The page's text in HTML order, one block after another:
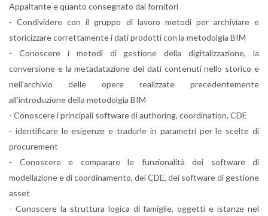
Appaltante e quanto consegnato dai fornitori
- Condividere con il gruppo di lavoro metodi per archiviare e
storicizzare correttamente i dati prodotti con la metodolgia BIM
- Conoscere i metodi di gestione della digitalizzazione, la
conversione e la metadatazione dei dati contenuti nello storico e
nell'archivio delle opere realizzate precedentemente
all'introduzione della metodolgia BIM
- Conoscere i principali software di authoring, coordination, CDE
- identificare le esigenze e tradurle in parametri per le scelte di
procurement
- Conoscere e comparare le funzionalità dei software di
modellazione e di coordinamento, dei CDE, dei software di gestione
asset
- Conoscere la struttura logica di famiglie, oggetti e istanze nel